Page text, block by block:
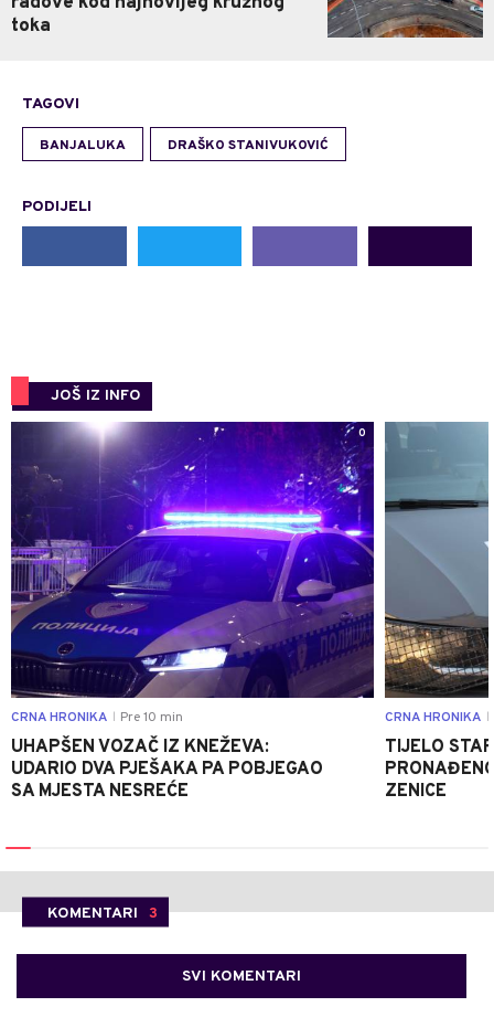
toka
TAGOVI
BANJALUKA DRAŠKO STANIVUKOVIĆ
PODIJELI
JOŠ IZ INFO
0
CRNA HRONIKA Pre 10 min
UHAPŠEN VOZAČ IZ KNEŽEVA:
UDARIO DVA PJEŠAKA PA POBJEGAO
SA MJESTA NESREĆE
CRNA HRONIKA
TIJELO
ZENICE
KOMENTARI 3
SVI KOMENTARI